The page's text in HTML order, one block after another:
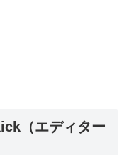
（エディター